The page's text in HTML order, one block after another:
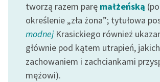
Zasady wykorzystania
Wolnych Lektur
Logotypy
Materiały promocyjne
tworzą razem parę małżeńską
określenie „zła żona”; tytułowa
modnejKrasickiego również
głównie pod kątem utrapień,
zachowaniem i zachciankami
mężowi).